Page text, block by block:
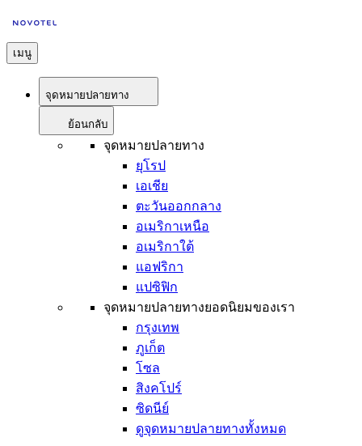
เมนู
จุดหมายปลายทาง
ย้อนกลับ
จุดหมายปลายทาง
ยุโรป
เอเชีย
ตะวันออกกลาง
อเมริกาเหนือ
อเมริกาใต้
แอฟริกา
แปซิฟิก
จุดหมายปลายทางยอดนิยมของเรา
กรุงเทพ
ภูเก็ต
โซล
สิงคโปร์
ซิดนีย์
ดูจุดหมายปลายทางทั้งหมด